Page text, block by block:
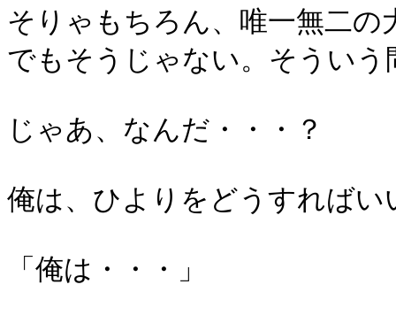
そりゃもちろん、唯一無二
でもそうじゃない。そうい
じゃあ、なんだ・・・？
俺は、ひよりをどうすればい
「俺は・・・」